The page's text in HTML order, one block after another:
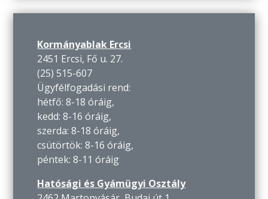
Kormányablak Ercsi
2451 Ercsi, Fő u. 27.
(25) 515-607
Ügyfélfogadási rend:
hétfő: 8-18 óráig,
kedd: 8-16 óráig,
szerda: 8-18 óráig,
csütörtök: 8-16 óráig,
péntek: 8-11 óráig
Hatósági és Gyámügyi Osztály